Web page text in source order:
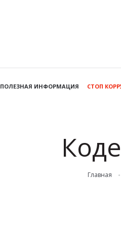
ПОЛЕЗНАЯ ИНФОРМАЦИЯ СТОП
Главная